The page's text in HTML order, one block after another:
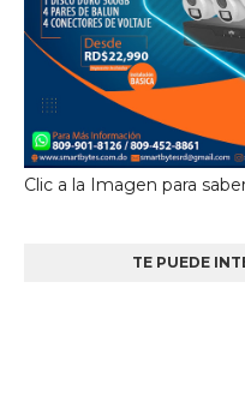
Clic a la Imagen para
TE PUEDE